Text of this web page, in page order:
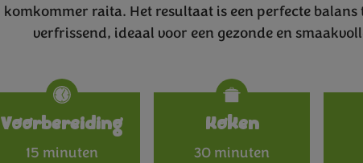
komkommer raita. Het resultaat is een perfecte balans
verfrissend, ideaal voor een gezonde en
Voorbereiding
15 minuten
Koken
30 minuten